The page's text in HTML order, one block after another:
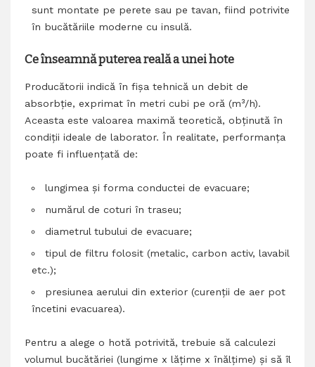
sunt montate pe perete sau pe tavan, fiind potrivite
în bucătăriile moderne cu insulă.
Ce înseamnă puterea reală a unei hote
Producătorii indică în fișa tehnică un debit de
absorbție, exprimat în metri cubi pe oră (m³/h).
Aceasta este valoarea maximă teoretică, obținută în
condiții ideale de laborator. În realitate, performanța
poate fi influențată de:
lungimea și forma conductei de evacuare;
numărul de coturi în traseu;
diametrul tubului de evacuare;
tipul de filtru folosit (metalic, carbon activ, lavabil
etc.);
presiunea aerului din exterior (curenții de aer pot
încetini evacuarea).
Pentru a alege o hotă potrivită, trebuie să calculezi
volumul bucătăriei (lungime x lățime x înălțime) și să îl